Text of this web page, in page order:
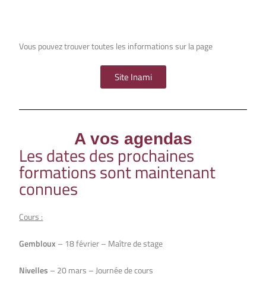
Vous pouvez trouver toutes les informations sur la page
Site Inami
A vos agendas
Les dates des prochaines
formations sont maintenant
connues
Cours :
Gembloux – 18 février – Maître de stage
Nivelles – 20 mars – Journée de cours